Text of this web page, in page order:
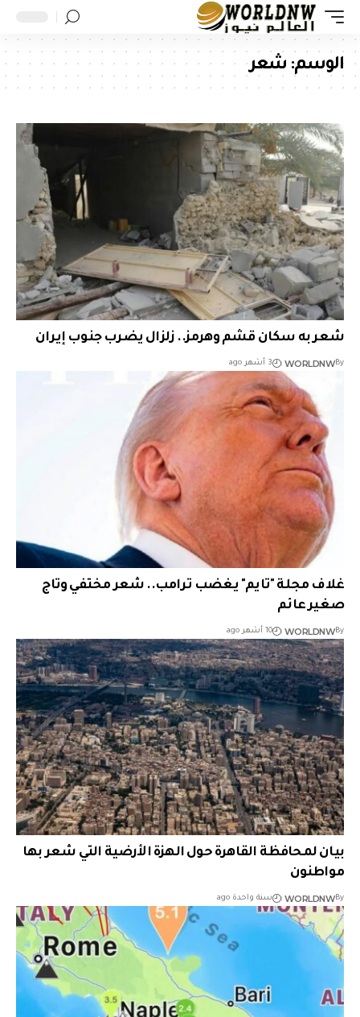
الوسم: شعر
شعر به سكان قشم وهرمز.. زلزال يضرب جنوب إيران
By
WORLDNW 3 أشهر ago
غلاف مجلة "تايم" يغضب ترامب.. شعر مختفي وتاج
صغير عائم
By
WORLDNW 10 أشهر ago
بيان لمحافظة القاهرة حول الهزة الأرضية التي شعر بها
مواطنون
By
WORLDNW سنة واحدة ago